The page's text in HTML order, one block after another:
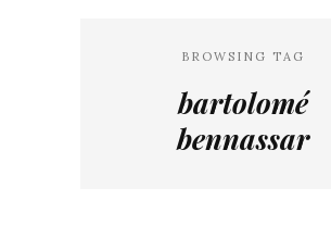
BROWSING TAG
bartolomé
bennassar